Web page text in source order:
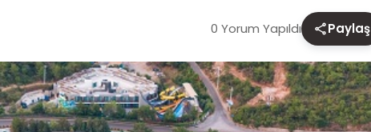
0 Yorum Yapıldı Paylaş